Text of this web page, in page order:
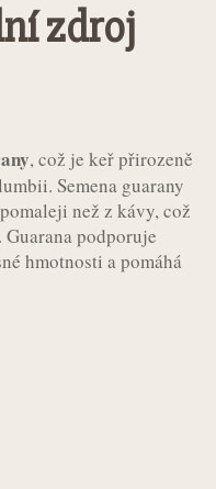
zdroj
, což je keř přirozeně
Semena guarany
než z kávy, což
podporuje
hmotnosti a pomáhá